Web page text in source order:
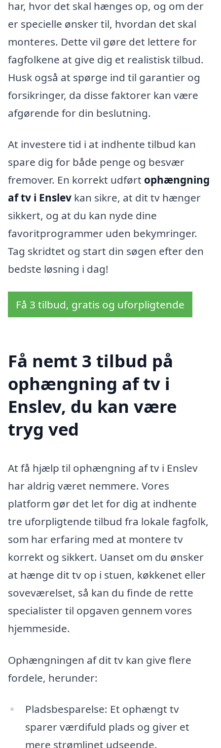
har, hvor det skal hænges op, og om der
er specielle ønsker til, hvordan det skal
monteres. Dette vil gøre det lettere for
fagfolkene at give dig et realistisk tilbud.
Husk også at spørge ind til garantier og
forsikringer, da disse faktorer kan være
afgørende for din beslutning.
At investere tid i at indhente tilbud kan
spare dig for både penge og besvær
fremover. En korrekt udført ophængning
af tv i Enslev kan sikre, at dit tv hænger
sikkert, og at du kan nyde dine
favoritprogrammer uden bekymringer.
Tag skridtet og start din søgen efter den
bedste løsning i dag!
Få 3 tilbud, gratis og uforpligtende
Få nemt 3 tilbud på
ophængning af tv i
Enslev, du kan være
tryg ved
At få hjælp til ophængning af tv i Enslev
har aldrig været nemmere. Vores
platform gør det let for dig at indhente
tre uforpligtende tilbud fra lokale fagfolk,
som har erfaring med at montere tv
korrekt og sikkert. Uanset om du ønsker
at hænge dit tv op i stuen, køkkenet eller
soveværelset, så kan du finde de rette
specialister til opgaven gennem vores
hjemmeside.
Ophængningen af dit tv kan give flere
fordele, herunder:
Pladsbesparelse: Et ophængt tv
sparer værdifuld plads og giver et
mere strømlinet udseende.